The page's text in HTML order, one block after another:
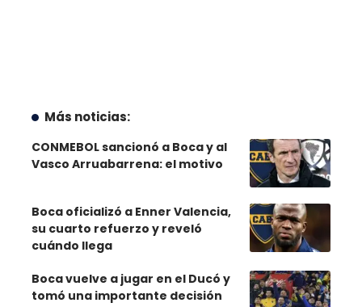
Más noticias:
CONMEBOL sancionó a Boca y al
Vasco Arruabarrena: el motivo
Boca oficializó a Enner Valencia,
su cuarto refuerzo y reveló
cuándo llega
Boca vuelve a jugar en el Ducó y
tomó una importante decisión